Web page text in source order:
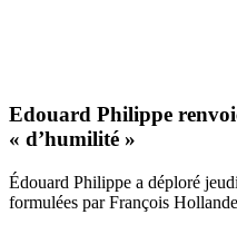
Edouard Philippe
« d’humilité »
Édouard Philippe a déploré
formulées par François